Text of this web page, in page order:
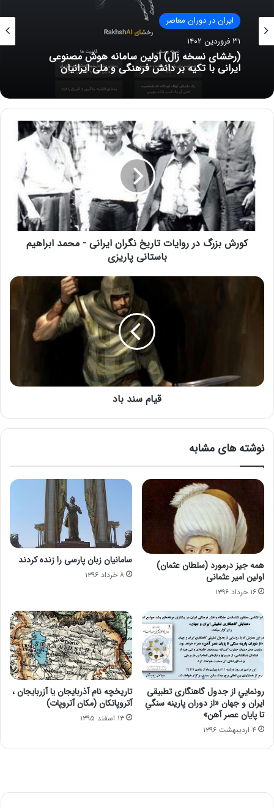
ایران در دوران معاصر
۳۱ فروردین ۱۴۰۲
(رخشای نسخه زال) اولین سامانه هوش مصنوعی
ایرانی با تکیه بر دانش فرهنگی و ملی ایرانیان
کورش بزرگ در روایات تاریخ نگران ایرانی - محمد ابراهیم
باستانی پاریزی
قیام سند باد
نوشته های مشابه
همه جیز درمورد (سلطان عثمان)
اولین امیر عثمانی
۱۶ خرداد ۱۳۹۶
سامانیان زبان پارسی را زنده كردند
۸ خرداد ۱۳۹۶
رونمايي از جدول گاهنگاری تطبيقی
ايران و جهان «از دوران پارينه سنگي
تا پايان عصر آهن»
۴ اردیبهشت ۱۳۹۶
تاریخچه نام آذربایجان یا آزربایجان ،
آتروپاتکان (مکان آتروپات)
۱۳ اسفند ۱۳۹۵